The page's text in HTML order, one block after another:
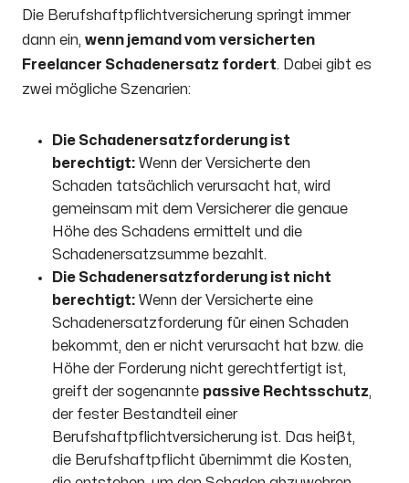
Die Berufshaftpflichtversicherung springt immer
dann ein, wenn jemand vom versicherten
Freelancer Schadenersatz fordert. Dabei gibt es
zwei mögliche Szenarien:
Die Schadenersatzforderung ist
berechtigt: Wenn der Versicherte den
Schaden tatsächlich verursacht hat, wird
gemeinsam mit dem Versicherer die genaue
Höhe des Schadens ermittelt und die
Schadenersatzsumme bezahlt.
Die Schadenersatzforderung ist nicht
berechtigt: Wenn der Versicherte eine
Schadenersatzforderung für einen Schaden
bekommt, den er nicht verursacht hat bzw. die
Höhe der Forderung nicht gerechtfertigt ist,
greift der sogenannte passive Rechtsschutz,
der fester Bestandteil einer
Berufshaftpflichtversicherung ist. Das heißt,
die Berufshaftpflicht übernimmt die Kosten,